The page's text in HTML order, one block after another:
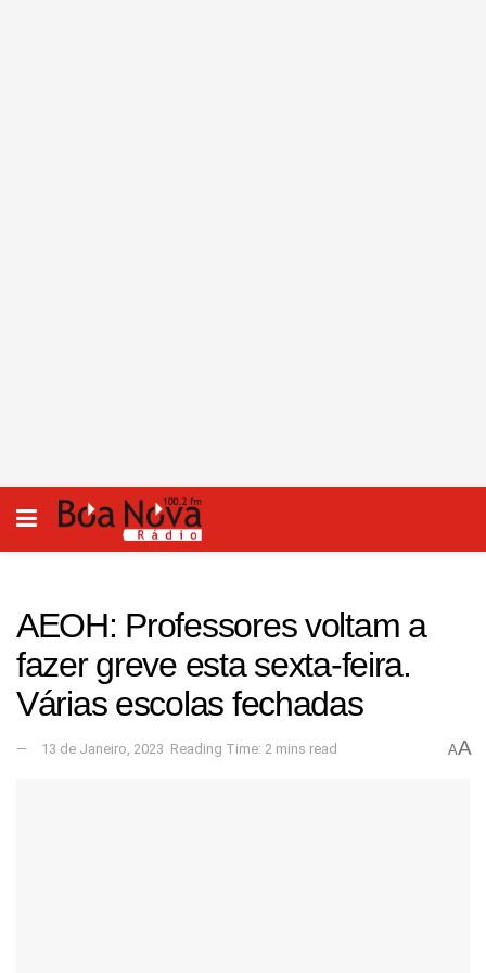
AEOH: Professores voltam a
fazer greve esta sexta-feira.
Várias escolas fechadas
13 de Janeiro, 2023 Reading Time: 2 mins read AA